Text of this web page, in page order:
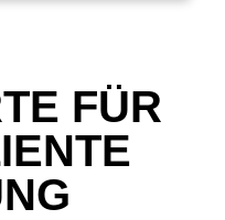
FÜR